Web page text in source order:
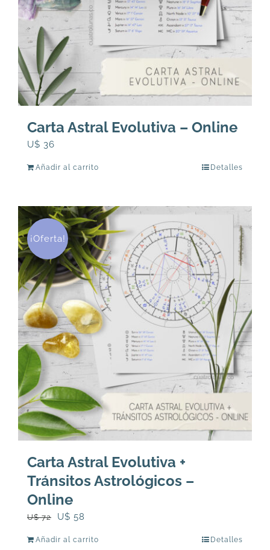
Carta Astral Evolutiva – Online
U$ 36
Añadir al carrito Detalles
¡Oferta!
Carta Astral Evolutiva +
Tránsitos Astrológicos –
Online
U$72
El
U$ 58
Añadir al carrito Detalles